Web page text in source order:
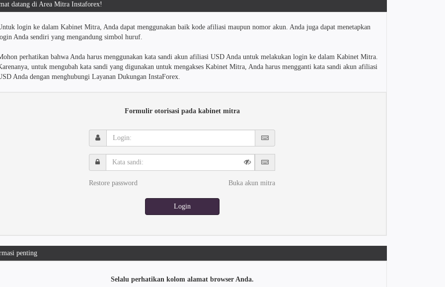
datang di Area Mitra Instaforex!
login ke dalam Kabinet Mitra, Anda dapat menggunakan baik kode afiliasi maupun nomor akun. Anda juga dapat menetapkan
Anda sendiri yang mengandung simbol huruf.
perhatikan bahwa Anda harus menggunakan kata sandi akun afiliasi USD Anda untuk melakukan login ke dalam Kabinet Mitra.
untuk mengubah kata sandi yang digunakan untuk mengakses Kabinet Mitra, Anda harus mengganti kata sandi akun afiliasi
Anda dengan menghubungi Layanan Dukungan InstaForex.
Formulir otorisasi pada kabinet mitra
Login:
Kata
sandi:
Restore password
Buka akun mitra
Login
penting
Selalu perhatikan kolom alamat browser Anda.